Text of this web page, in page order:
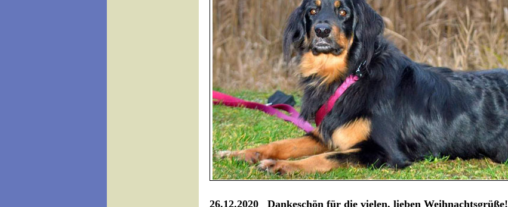
26.12.2020 Dankeschön für die vielen, lieben Weihnachtsgrüße!